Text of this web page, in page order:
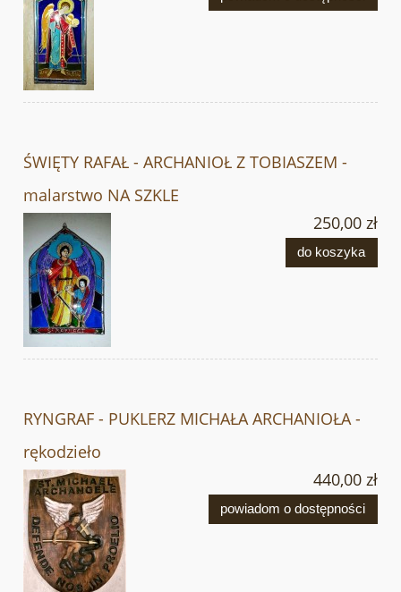
ŚWIĘTY RAFAŁ - ARCHANIOŁ Z TOBIASZEM -
malarstwo NA SZKLE
250,00 zł
do koszyka
RYNGRAF - PUKLERZ MICHAŁA ARCHANIOŁA -
rękodzieło
440,00 zł
powiadom o dostępności